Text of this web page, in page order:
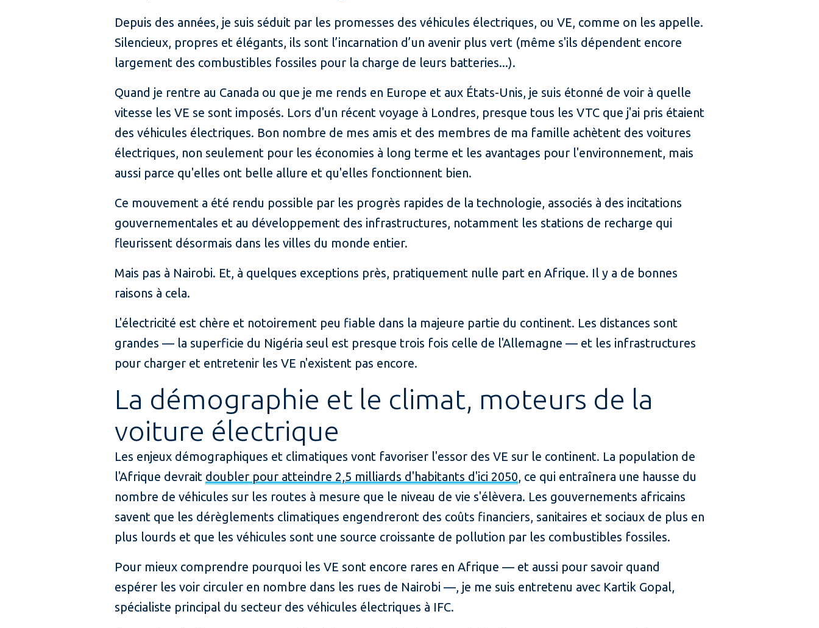
Depuis des années, je suis séduit par les promesses des véhicules électriques, ou VE, comme on les appelle.
Silencieux, propres et élégants, ils sont l’incarnation d’un avenir plus vert (même s'ils dépendent encore
largement des combustibles fossiles pour la charge de leurs batteries...).
Quand je rentre au Canada ou que je me rends en Europe et aux États-Unis, je suis étonné de voir à quelle
vitesse les VE se sont imposés. Lors d'un récent voyage à Londres, presque tous les VTC que j'ai pris étaient
des véhicules électriques. Bon nombre de mes amis et des membres de ma famille achètent des voitures
électriques, non seulement pour les économies à long terme et les avantages pour l'environnement, mais
aussi parce qu'elles ont belle allure et qu'elles fonctionnent bien.
Ce mouvement a été rendu possible par les progrès rapides de la technologie, associés à des incitations
gouvernementales et au développement des infrastructures, notamment les stations de recharge qui
fleurissent désormais dans les villes du monde entier.
Mais pas à Nairobi. Et, à quelques exceptions près, pratiquement nulle part en Afrique. Il y a de bonnes
raisons à cela.
L'électricité est chère et notoirement peu fiable dans la majeure partie du continent. Les distances sont
grandes — la superficie du Nigéria seul est presque trois fois celle de l'Allemagne — et les infrastructures
pour charger et entretenir les VE n'existent pas encore.
La démographie et le climat, moteurs de la
voiture électrique
Les enjeux démographiques et climatiques vont favoriser l'essor des VE sur le continent. La population de
l'Afrique devrait doubler pour atteindre 2,5 milliards d'habitants d'ici 2050, ce qui entraînera une hausse du
nombre de véhicules sur les routes à mesure que le niveau de vie s'élèvera. Les gouvernements africains
savent que les dérèglements climatiques engendreront des coûts financiers, sanitaires et sociaux de plus en
plus lourds et que les véhicules sont une source croissante de pollution par les combustibles fossiles.
Pour mieux comprendre pourquoi les VE sont encore rares en Afrique — et aussi pour savoir quand
espérer les voir circuler en nombre dans les rues de Nairobi —, je me suis entretenu avec Kartik Gopal,
spécialiste principal du secteur des véhicules électriques à IFC.